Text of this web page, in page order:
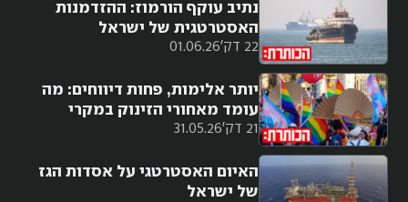
22 דק' 01.06.26
נתיב עוקף הורמוז: ההזדמנות
האסטרטגית של ישראל
21 דק' 31.05.26
יותר אלימות, פחות דיווחים: מה
עומד מאחורי הזינוק במקרי
הלהט"בופוביה?
האיום האסטרטגי על אסדות הגז
של ישראל